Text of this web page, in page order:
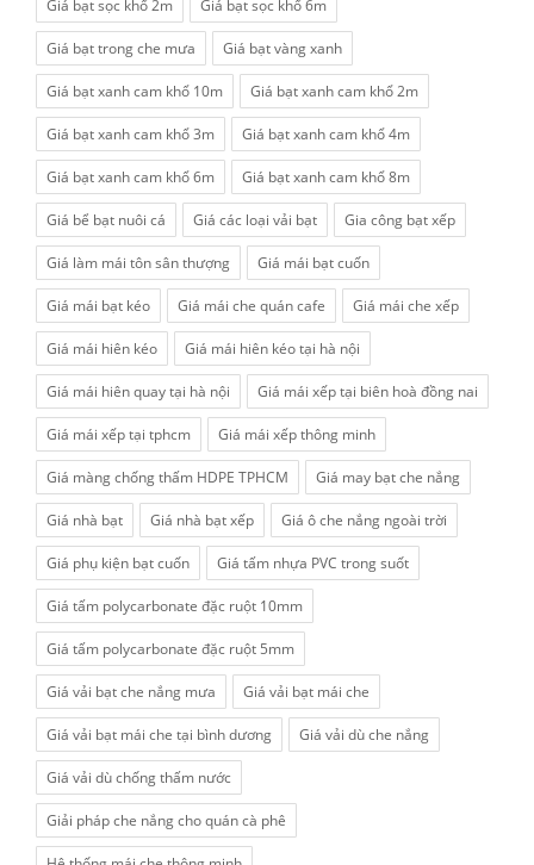
Giá bạt sọc khổ 2m Giá bạt sọc khổ 6m
Giá bạt trong che mưa Giá bạt vàng xanh
Giá bạt xanh cam khổ 10m Giá bạt xanh cam khổ 2m
Giá bạt xanh cam khổ 3m Giá bạt xanh cam khổ 4m
Giá bạt xanh cam khổ 6m Giá bạt xanh cam khổ 8m
Giá bể bạt nuôi cá Giá các loại vải bạt Gia công bạt xếp
Giá làm mái tôn sân thượng Giá mái bạt cuốn
Giá mái bạt kéo Giá mái che quán cafe Giá mái che xếp
Giá mái hiên kéo Giá mái hiên kéo tại hà nội
Giá mái hiên quay tại hà nội Giá mái xếp tại biên hoà đồng nai
Giá mái xếp tại tphcm Giá mái xếp thông minh
Giá màng chống thấm HDPE TPHCM Giá may bạt che nắng
Giá nhà bạt Giá nhà bạt xếp Giá ô che nắng ngoài trời
Giá phụ kiện bạt cuốn Giá tấm nhựa PVC trong suốt
Giá tấm polycarbonate đặc ruột 10mm
Giá tấm polycarbonate đặc ruột 5mm
Giá vải bạt che nắng mưa Giá vải bạt mái che
Giá vải bạt mái che tại bình dương Giá vải dù che nắng
Giá vải dù chống thấm nước
Giải pháp che nắng cho quán cà phê